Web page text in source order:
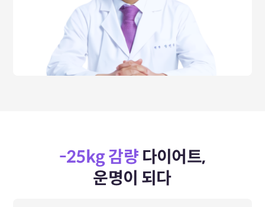
-25kg 감량 다이어트,
운명이 되다